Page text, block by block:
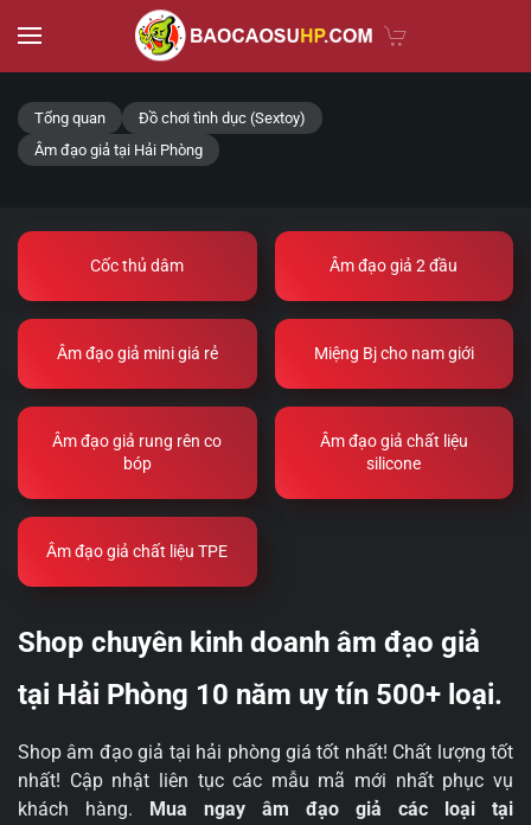
Skip to main content
Tổng quan
Đồ chơi tình dục (Sextoy)
Âm đạo giả tại Hải Phòng
Cốc thủ dâm Âm đạo giả 2 đầu
Âm đạo giả mini giá rẻ Miệng Bj cho nam giới
Âm đạo giả rung rên co
bóp
Âm đạo giả chất liệu
silicone
Âm đạo giả chất liệu TPE
Shop chuyên kinh doanh âm đạo giả
tại Hải Phòng 10 năm uy tín 500+ loại.
Shop âm đạo giả tại hải phòng giá tốt nhất! Chất lượng tốt
nhất! Cập nhật liên tục các mẫu mã mới nhất phục vụ
khách hàng. Mua ngay âm đạo giả các loại tại